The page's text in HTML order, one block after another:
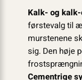
Kalk- og
førstevalg til
murstenene
sig. Den høje
Cementrige